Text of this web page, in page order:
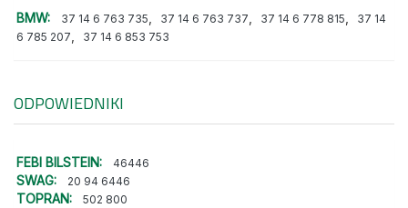
BMW: 37 14 6 763 735, 37 14 6 763 737, 37 14 6 778 815,
37 14
6 785 207, 37 14 6 853 753
ODPOWIEDNIKI
FEBI BILSTEIN: 46446
SWAG: 20 94 6446
TOPRAN: 502 800